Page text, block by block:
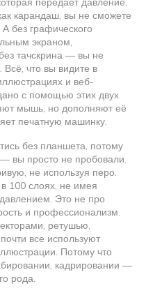
карандаш, вы не сможете
А без графического
экраном,
тачскрина — вы не
Всё, что вы видите в
и веб-
с помощью этих двух
мышь, но дополняют её
печатную машинку.
без планшета, потому
вы просто не пробовали.
не используя перо.
100 слоях, не имея
Это не про
и профессионализм.
ретушью,
все используют
Потому что
кадрировании —
рода.